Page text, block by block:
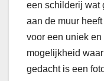
een schilderij wat
aan de muur
voor een uniek en
mogelijkheid
gedacht is een